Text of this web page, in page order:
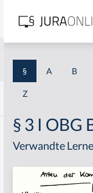
§ A B
Z
§ 3 I OBG
Verwandte